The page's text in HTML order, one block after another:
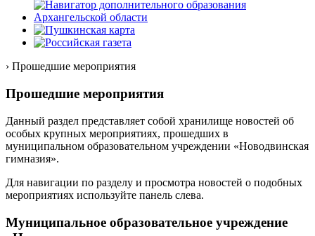
› Прошедшие мероприятия
Прошедшие мероприятия
Данный раздел представляет собой хранилище новостей об
особых крупных мероприятиях, прошедших в
муниципальном образовательном учреждении «Новодвинская
гимназия».
Для навигации по разделу и просмотра новостей о подобных
мероприятиях используйте панель слева.
Муниципальное образовательное учреждение